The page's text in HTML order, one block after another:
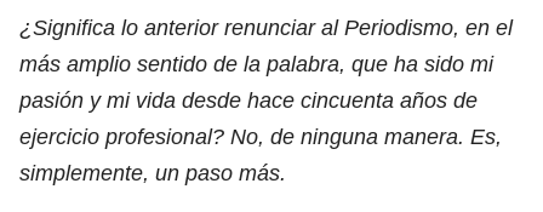
¿Significa lo anterior renunciar al Periodismo, en el
más amplio sentido de la palabra, que ha sido mi
pasión y mi vida desde hace cincuenta años de
ejercicio profesional? No, de ninguna manera. Es,
simplemente, un paso más.